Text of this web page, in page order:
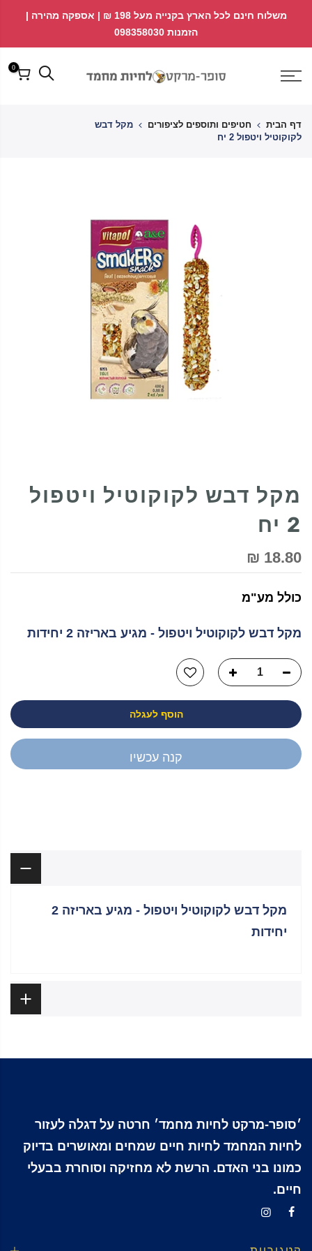
פתח ווידג'ט נגישות
משלוח חינם לכל הארץ בקנייה מעל 198 ₪ | אספקה מהירה |
הזמנות 098358030
0
דף הבית חטיפים ותוספים לציפורים
מקל דבש
לקוקוטיל ויטפול 2 יח
מקל דבש לקוקוטיל ויטפול
2 יח
18.80 ₪
כולל מע"מ
מקל דבש לקוקוטיל ויטפול - מגיע באריזה 2 יחידות
הוסף לעגלה
קנה עכשיו
מקל דבש לקוקוטיל ויטפול - מגיע באריזה 2
יחידות
׳סופר-מרקט לחיות מחמד׳ חרטה על דגלה לעזור
לחיות המחמד לחיות חיים שמחים ומאושרים בדיוק
כמונו בני האדם. הרשת לא מחזיקה וסוחרת בבעלי
חיים.